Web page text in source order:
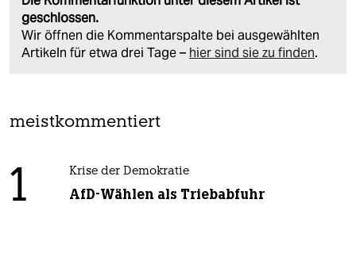
geschlossen.
Wir öffnen die Kommentarspalte bei ausgewählten
Artikeln für etwa drei Tage – hier sind sie zu finden.
meistkommentiert
1 Krise der Demokratie
AfD-Wählen als Triebabfuhr